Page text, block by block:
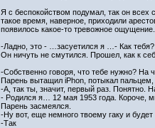
Я с беспокойством подумал, так он всех
такое время, наверное, приходили
появилось какое-то тревожное
-Ладно, это - …засуетился я …- Как
Он ничуть не смутился. Прошел, как к
-Собственно говоря, что тебе нужно? На
Парень вытащил iPhon, потыкал
-А, так ты, значит, первый раз. Понятно.
- Родился я… 12 мая 1953 года. Короче,
Парень засмеялся.
-Ну вот, еще немного твоему гаку и будет
-Так